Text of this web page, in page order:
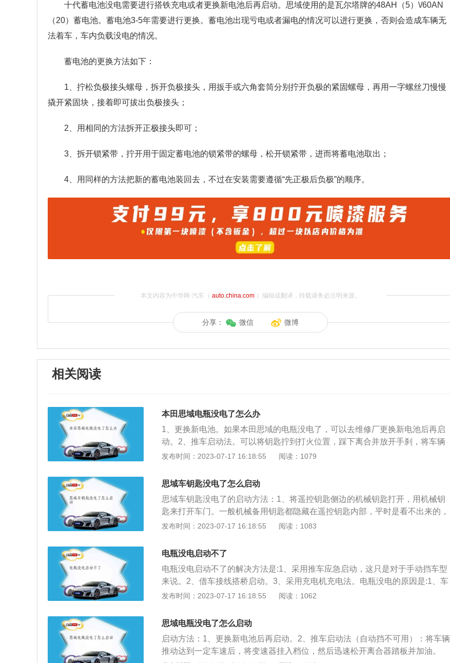
十代蓄电池没电需要进行搭铁充电或者更换新电池后再启动。思域使用的是瓦尔塔牌的48AH（5）\/60AN
（20）蓄电池。蓄电池3-5年需要进行更换。蓄电池出现亏电或者漏电的情况可以进行更换，否则会造成车辆无
法着车，车内负载没电的情况。
蓄电池的更换方法如下：
1、拧松负极接头螺母，拆开负极接头，用扳手或六角套筒分别拧开负极的紧固螺母，再用一字螺丝刀慢慢
撬开紧固块，接着即可拔出负极接头；
2、用相同的方法拆开正极接头即可；
3、拆开锁紧带，拧开用于固定蓄电池的锁紧带的螺母，松开锁紧带，进而将蓄电池取出；
4、用同样的方法把新的蓄电池装回去，不过在安装需要遵循“先正极后负极”的顺序。
本文内容为中华网·汽车（ auto.china.com）编辑或翻译，转载请务必注明来源。
分享： 微信 微博
相关阅读
本田思域电瓶没电了怎么办
1、更换新电池。如果本田思域的电瓶没电了，可以去维修厂更换新电池后再启
动。2、推车启动法。可以将钥匙拧到打火位置，踩下离合并放开手刹，将车辆
推动达到一定车速后，慢慢松开离合器踏板并加油，车辆即可启动。但这种方法
两车的前盖，把充电线的负极接到对方车辆的负极，把正极接到对方车辆的正
极，再让对方打着火空踩油门，再尝试启动自己的车辆。4、外力牵引启动。用
一根结实的牵引绳，将两辆车的前后道捆绑结实，前车缓慢启动，开始牵引，牵
引时要确保两车车速，注意安全行驶。但这种方法不适合自动挡的车辆使用。
5、使用汽车充电宝充电。可以使用汽车充电宝进行充电，将充电器上的红黑夹
时要避免长时间将汽车停放在在露天停车场，长期停放的时候，需要拆下蓄电池
带走，以防蓄电池结冰损坏。并且汽车的蓄电池要经常充电，蓄电池长久不用就
会慢慢自行放电，直到报废。所以每隔一段时间就要启动一次汽车，给蓄电池充
发布时间：2023-07-17 16:18:55 阅读：1079
思域车钥匙没电了怎么启动
思域车钥匙没电了的启动方法：1、将遥控钥匙侧边的机械钥匙打开，用机械钥
匙来打开车门。一般机械备用钥匙都隐藏在遥控钥匙内部，平时是看不出来的，
需要在使用时，将机械钥匙拔出来打开车门。通常情况下机械钥匙只能打开驾驶
后，把遥控钥匙贴在一键启动按钮上，即可启动。每个车辆都设有钥匙传感器，
车辆。如果遥控钥匙没有电或电量比较低的时候要及时更换电池，遥控距离明显
变短，开门不是很灵敏都是电池即将没电的征兆。可以选择去4s店更换电池，但
是价钱会很高，对于动手能力比较强的车主，可以手动更换电池。撬开钥匙看到
都是纽扣电池。
发布时间：2023-07-17 16:18:55 阅读：1083
电瓶没电启动不了
电瓶没电启动不了的解决方法是:1、采用推车应急启动，这只是对于手动挡车型
来说。2、借车接线搭桥启动。3、采用充电机充电法。电瓶没电的原因是:1、车
辆长期停放，由于电瓶会自放电，电量逐渐减少；2、发电机故障不能发电，时
点火系统和汽车供电；2、发动机停止运转或低怠速时，给汽车用电设备供电；
3、用电需求超过发电机供电能力时，参加供电；4、起到整车电系的电压稳定器
的作用，能缓和点系中的冲击电压，保护汽车上的电子设备。
发布时间：2023-07-17 16:18:55 阅读：1062
思域电瓶没电了怎么启动
启动方法：1、更换新电池后再启动。2、推车启动法（自动挡不可用）：将车辆
推动达到一定车速后，将变速器挂入档位，然后迅速松开离合器踏板并加油。